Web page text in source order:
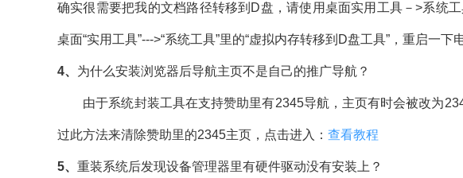
确实很需要把我的文档路径转移到D盘，请使用桌面实用工具－>系统
桌面“实用工具”--->“系统工具”里的“虚拟内存转移到D盘工具”，重启一下
4、 为什么安装浏览器后导航主页不是自己的推广导航？
由于系统封装工具在支持赞助里有2345导航，主页有时会被改为
过此方法来清除赞助里的2345主页，点击进入： 查看教程
5、 重装系统后发现设备管理器里有硬件驱动没有安装上？